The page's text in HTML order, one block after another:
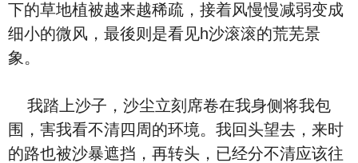
下的草地植被越来越稀疏，接着风慢慢减弱变成
细小的微风，最後则是看见h沙滚滚的荒芜景
象。
我踏上沙子，沙尘立刻席卷在我身侧将我包
围，害我看不清四周的环境。我回头望去，来时
的路也被沙暴遮挡，再转头，已经分不清应该往